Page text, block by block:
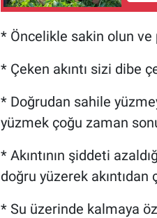
* Öncelikle sakin olun ve
* Çeken akıntı sizi dibe
* Doğrudan sahile
yüzmek çoğu zaman
* Akıntının şiddeti
doğru yüzerek akıntıdan
* Su üzerinde kalmaya